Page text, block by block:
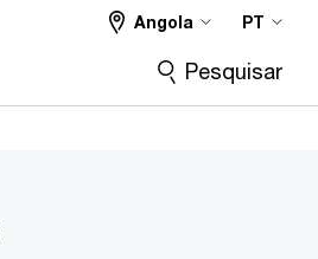
Angola PT
Pesquisar